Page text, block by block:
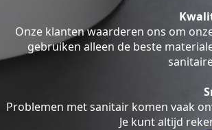
Onze klanten waarderen ons om
gebruiken alleen de beste
Problemen met sanitair komen vaak
Je kunt altijd